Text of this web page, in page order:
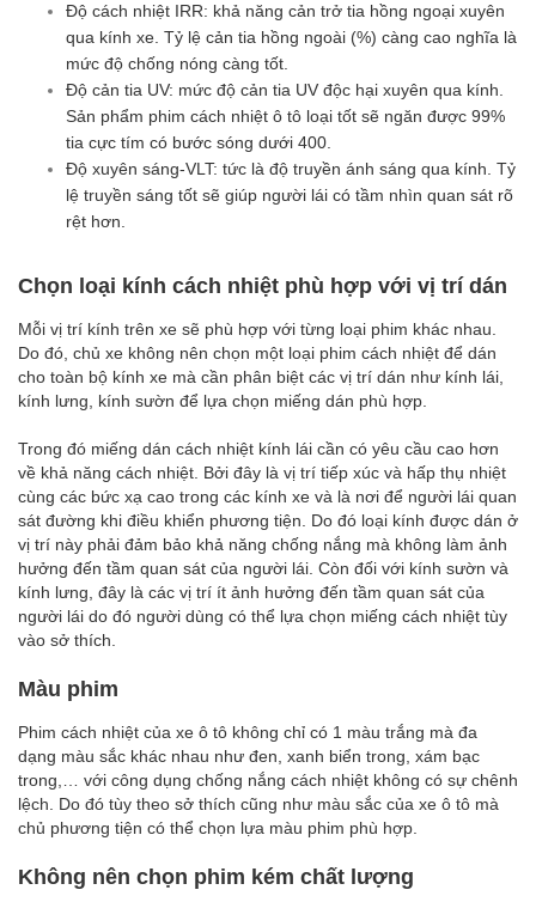
Độ cách nhiệt IRR: khả năng cản trở tia hồng ngoại xuyên
qua kính xe. Tỷ lệ cản tia hồng ngoài (%) càng cao nghĩa là
mức độ chống nóng càng tốt.
Độ cản tia UV: mức độ cản tia UV độc hại xuyên qua kính.
Sản phẩm phim cách nhiệt ô tô loại tốt sẽ ngăn được 99%
tia cực tím có bước sóng dưới 400.
Độ xuyên sáng-VLT: tức là độ truyền ánh sáng qua kính. Tỷ
lệ truyền sáng tốt sẽ giúp người lái có tầm nhìn quan sát rõ
rệt hơn.
Chọn loại kính cách nhiệt phù hợp với vị trí dán
Mỗi vị trí kính trên xe sẽ phù hợp với từng loại phim khác nhau.
Do đó, chủ xe không nên chọn một loại phim cách nhiệt để dán
cho toàn bộ kính xe mà cần phân biệt các vị trí dán như kính lái,
kính lưng, kính sườn để lựa chọn miếng dán phù hợp.
Trong đó miếng dán cách nhiệt kính lái cần có yêu cầu cao hơn
về khả năng cách nhiệt. Bởi đây là vị trí tiếp xúc và hấp thụ nhiệt
cùng các bức xạ cao trong các kính xe và là nơi để người lái quan
sát đường khi điều khiển phương tiện. Do đó loại kính được dán ở
vị trí này phải đảm bảo khả năng chống nắng mà không làm ảnh
hưởng đến tầm quan sát của người lái. Còn đối với kính sườn và
kính lưng, đây là các vị trí ít ảnh hưởng đến tầm quan sát của
người lái do đó người dùng có thể lựa chọn miếng cách nhiệt tùy
vào sở thích.
Màu phim
Phim cách nhiệt của xe ô tô không chỉ có 1 màu trắng mà đa
dạng màu sắc khác nhau như đen, xanh biển trong, xám bạc
trong,… với công dụng chống nắng cách nhiệt không có sự chênh
lệch. Do đó tùy theo sở thích cũng như màu sắc của xe ô tô mà
chủ phương tiện có thể chọn lựa màu phim phù hợp.
Không nên chọn phim kém chất lượng